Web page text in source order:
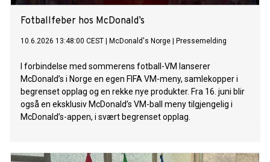
Fotballfeber hos McDonald’s
10.6.2026 13:48:00 CEST McDonald's Norge Pressemelding
I forbindelse med sommerens fotball-VM lanserer
McDonald’s i Norge en egen FIFA VM-meny, samlekopper i
begrenset opplag og en rekke nye produkter. Fra 16. juni blir
også en eksklusiv McDonald’s VM-ball meny tilgjengelig i
McDonald’s-appen, i svært begrenset opplag.